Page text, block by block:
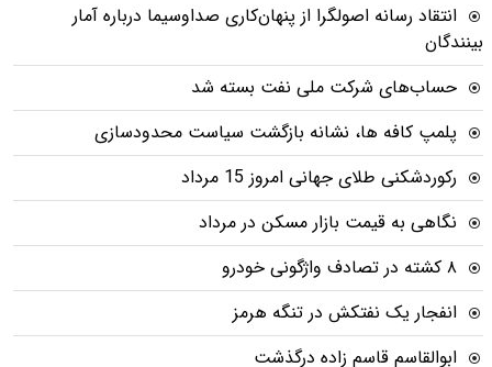
انتقاد رسانه اصولگرا از پنهان‌کاری صداوسیما درباره آمار
بینندگان
حساب‌های شرکت ملی نفت بسته شد
پلمپ کافه ها، نشانه بازگشت سیاست محدودسازی
رکوردشکنی طلای جهانی امروز 15 مرداد
نگاهی به قیمت بازار مسکن در مرداد
۸ کشته در تصادف واژگونی خودرو
انفجار یک نفتکش در تنگه هرمز
ابوالقاسم قاسم زاده درگذشت